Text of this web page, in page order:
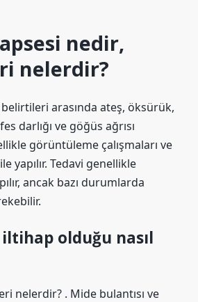
nedir,
nelerdir?
arasında ateş, öksürük,
darlığı ve göğüs ağrısı
görüntüleme çalışmaları ve
yapılır. Tedavi genellikle
ancak bazı durumlarda
olduğu nasıl
nelerdir? . Mide bulantısı ve